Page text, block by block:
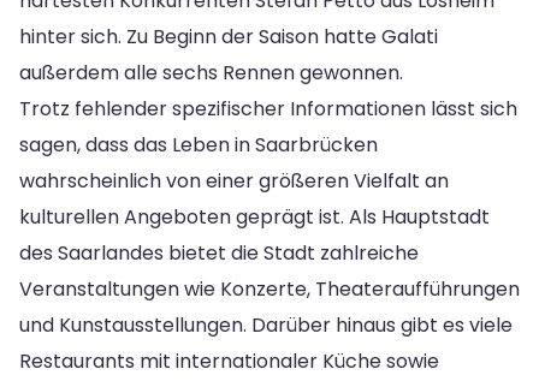
hinter sich. Zu Beginn der Saison hatte Galati
außerdem alle sechs Rennen gewonnen.
Trotz fehlender spezifischer Informationen lässt sich
sagen, dass das Leben in Saarbrücken
wahrscheinlich von einer größeren Vielfalt an
kulturellen Angeboten geprägt ist. Als Hauptstadt
des Saarlandes bietet die Stadt zahlreiche
Veranstaltungen wie Konzerte, Theateraufführungen
und Kunstausstellungen. Darüber hinaus gibt es viele
Restaurants mit internationaler Küche sowie